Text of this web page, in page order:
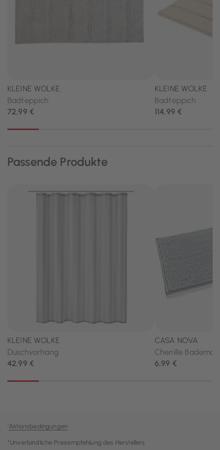
¹Aktionsbedingungen
*Unverbindliche Preisempfehlung des Herstellers